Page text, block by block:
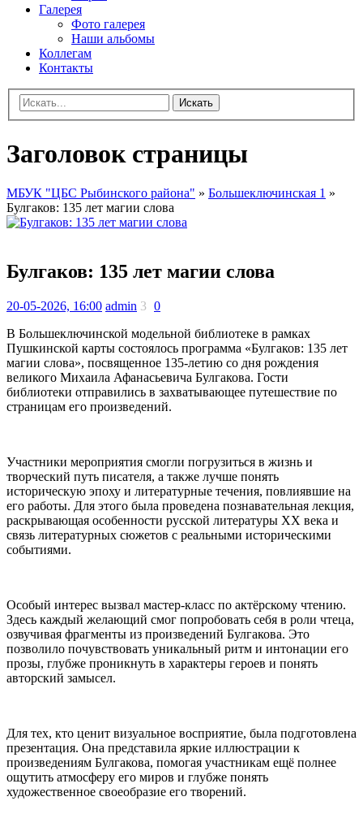
Галерея
Фото галерея
Наши альбомы
Коллегам
Контакты
Искать
Заголовок страницы
МБУК "ЦБС Рыбинского района" » Большеключинская 1 »
Булгаков: 135 лет магии слова
Булгаков: 135 лет магии слова
20-05-2026, 16:00 admin 3 0
В Большеключинской модельной библиотеке в рамках
Пушкинской карты состоялось программа «Булгаков: 135 лет
магии слова», посвященное 135-летию со дня рождения
великого Михаила Афанасьевича Булгакова. Гости
библиотеки отправились в захватывающее путешествие по
страницам его произведений.
Участники мероприятия смогли погрузиться в жизнь и
творческий путь писателя, а также лучше понять
историческую эпоху и литературные течения, повлиявшие на
его работы. Для этого была проведена познавательная лекция,
раскрывающая особенности русской литературы XX века и
связь литературных сюжетов с реальными историческими
событиями.
Особый интерес вызвал мастер-класс по актёрскому чтению.
Здесь каждый желающий смог попробовать себя в роли чтеца,
озвучивая фрагменты из произведений Булгакова. Это
позволило почувствовать уникальный ритм и интонации его
прозы, глубже проникнуть в характеры героев и понять
авторский замысел.
Для тех, кто ценит визуальное восприятие, была подготовлена
презентация. Она представила яркие иллюстрации к
произведениям Булгакова, помогая участникам ещё полнее
ощутить атмосферу его миров и глубже понять
художественное своеобразие его творений.